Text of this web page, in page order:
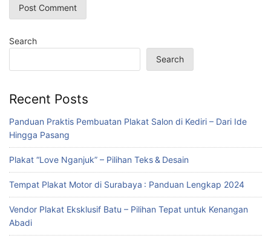
Search
Search
Recent Posts
Panduan Praktis Pembuatan Plakat Salon di Kediri – Dari Ide
Hingga Pasang
Plakat “Love Nganjuk” – Pilihan Teks & Desain
Tempat Plakat Motor di Surabaya : Panduan Lengkap 2024
Vendor Plakat Eksklusif Batu – Pilihan Tepat untuk Kenangan
Abadi